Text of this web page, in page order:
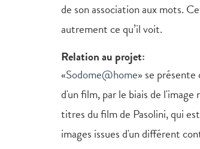
de son association aux mots.
autrement ce qu’il voit.
Relation au projet:
«Sodome@home» se
d'un film, par le biais de
titres du film de Pasolini, qui
images issues d'un différent